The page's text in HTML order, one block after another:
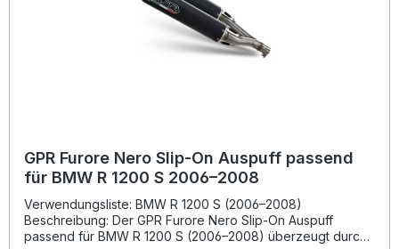
DIN-zertifizierte Produktion Lieferumfang: GPR Albus
GPR Furore Nero Slip-On Auspuff passend
für BMW R 1200 S 2006–2008
Verwendungsliste: BMW R 1200 S (2006–2008)
Beschreibung: Der GPR Furore Nero Slip-On Auspuff
passend für BMW R 1200 S (2006–2008) überzeugt durch